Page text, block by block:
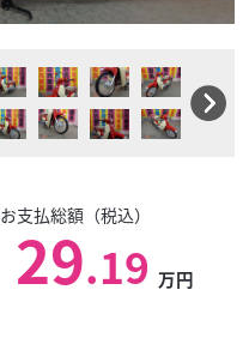
お支払総額（税込）
29.19 万円